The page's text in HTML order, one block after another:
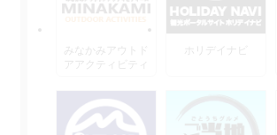
みなかみアウトド
アアクティビティ
ホリデイナビ